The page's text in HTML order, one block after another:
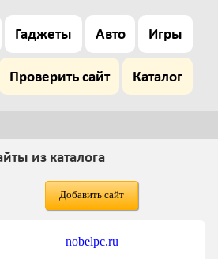
Гаджеты Авто Игры
Проверить сайт Каталог
из каталога
Добавить сайт
nobelpc.ru